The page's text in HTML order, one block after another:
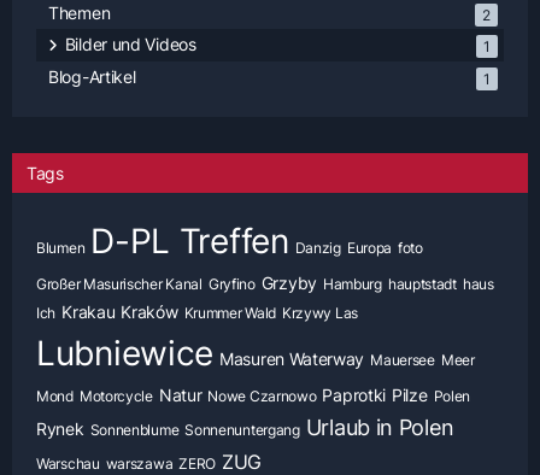
Themen 2
Bilder und Videos 1
Blog-Artikel 1
Tags
Blumen D-PL Treffen Danzig Europa foto
Großer Masurischer Kanal Gryfino Grzyby Hamburg hauptstadt haus
Ich Krakau Kraków Krummer Wald Krzywy Las
Lubniewice Masuren Waterway Mauersee Meer
Mond Motorcycle Natur Nowe Czarnowo Paprotki Pilze Polen
Rynek Sonnenblume Sonnenuntergang Urlaub in Polen
Warschau warszawa ZERO ZUG